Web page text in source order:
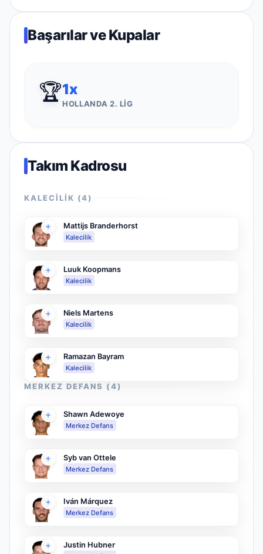
Başarılar ve Kupalar
🏆1x
HOLLANDA 2. LIG
Takım Kadrosu
KALECILIK (4)
Mattijs Branderhorst
Kalecilik
Luuk Koopmans
Kalecilik
Niels Martens
Kalecilik
Ramazan Bayram
Kalecilik
MERKEZ DEFANS (4)
Shawn Adewoye
Merkez Defans
Syb van Ottele
Merkez Defans
Iván Márquez
Merkez Defans
Justin Hubner